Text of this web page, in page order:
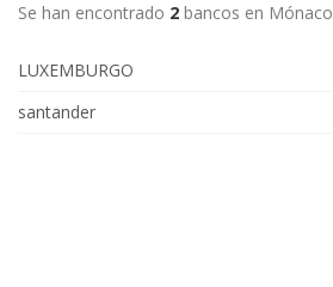
Se han encontrado 2 bancos en Mónaco
LUXEMBURGO
santander